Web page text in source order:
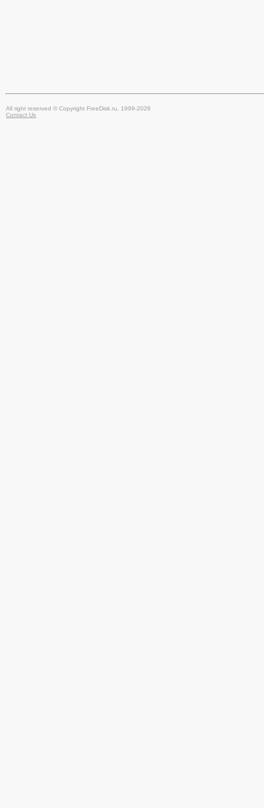
All right reserved © Copyright FreeDisk.ru, 1999-2026
Contact Us